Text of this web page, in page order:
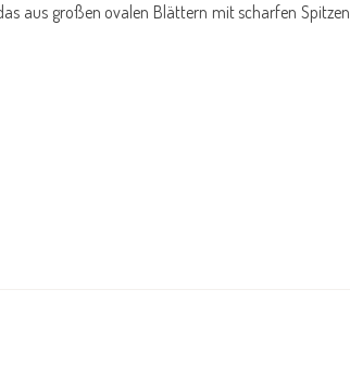
aus großen ovalen Blättern mit scharfen Spitzen